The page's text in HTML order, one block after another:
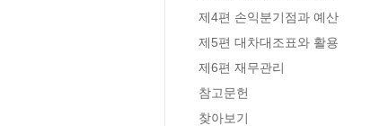
제4편 손익분기점과 예산
제5편 대차대조표와 활용
제6편 재무관리
참고문헌
찾아보기